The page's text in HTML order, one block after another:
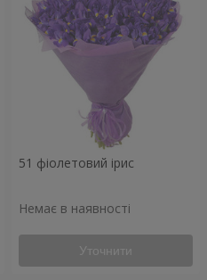
51 фіолетовий ірис
Немає в наявності
Уточнити